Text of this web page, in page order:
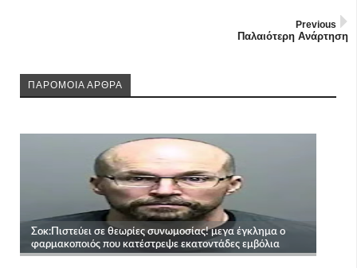
Previous
Παλαιότερη Ανάρτηση
ΠΑΡΟΜΟΙΑ ΑΡΘΡΑ